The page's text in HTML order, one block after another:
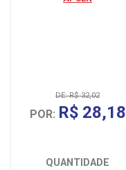
DE: R$ 32,02
POR: R$ 28,18
QUANTIDADE